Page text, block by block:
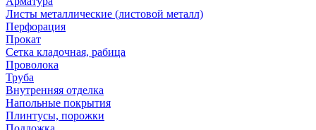
Листы металлические (листовой металл)
Перфорация
Прокат
Сетка кладочная, рабица
Проволока
Труба
Внутренняя отделка
Напольные покрытия
Плинтусы, порожки